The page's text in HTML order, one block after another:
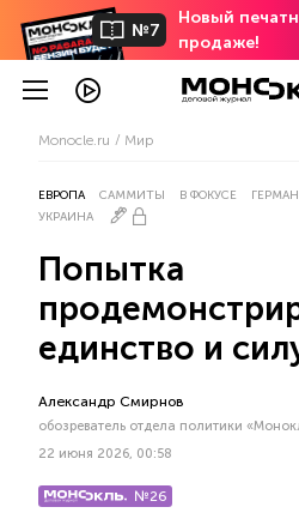
№7
Новый
продаже!
Monocle.ru Мир
ЕВРОПА САММИТЫ В ФОКУСЕ
УКРАИНА
Попытка
единство и
Александр Смирнов
обозреватель отдела политики
22 июня 2026, 00:58
№26